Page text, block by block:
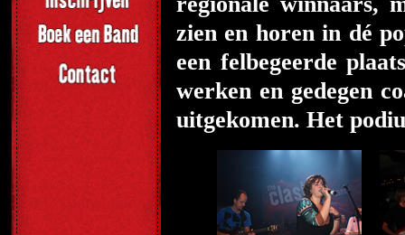
zien en horen in dé
een felbegeerde
werken en gedegen
uitgekomen. Het